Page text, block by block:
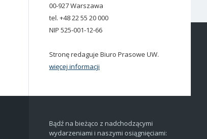
00-927 Warszawa
tel. +48 22 55 20 000
NIP 525-001-12-66
Stronę redaguje Biuro Prasowe UW.
więcej informacji
Bądź na bieżąco z nadchodzącymi
wydarzeniami i naszymi osiągnięciami: